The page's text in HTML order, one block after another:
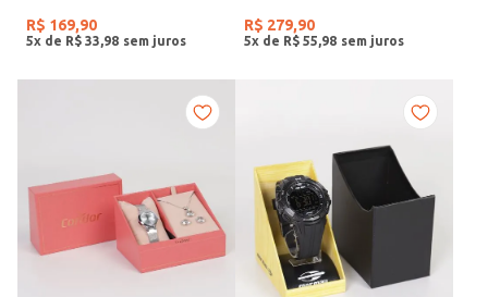
R$ 169,90
5x de R$ 33 98
R$ 279,90
5x de R$ 55 98